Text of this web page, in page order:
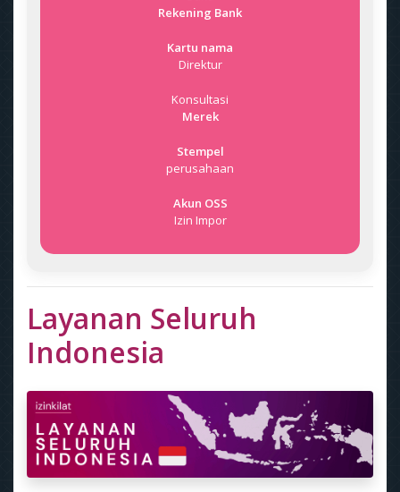
Rekening Bank
Kartu nama
Direktur
Konsultasi
Merek
Stempel
perusahaan
Akun OSS
Izin Impor
Layanan Seluruh
Indonesia